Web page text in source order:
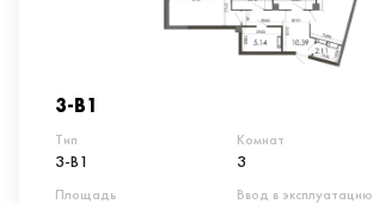
3-В1
Тип
3-В1
Комнат
3
Площадь Ввод в эксплуатацию